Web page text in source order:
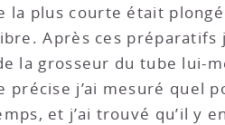
plus courte était
Après ces
la grosseur du tube lui-
j’ai mesuré quel
et j’ai trouvé qu’il y